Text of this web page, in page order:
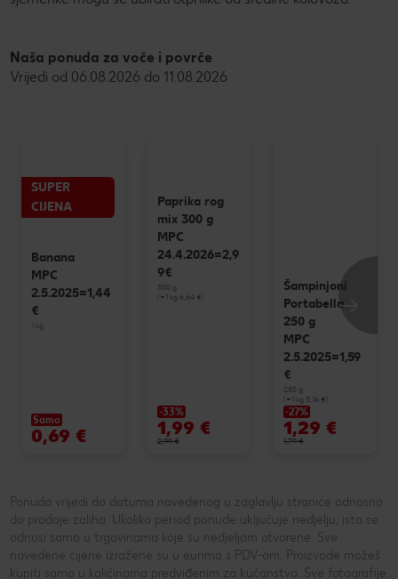
Naša ponuda za voće i povrće
Vrijedi od 06.08.2026 do 11.08.2026
SUPER
CIJENA
Banana
MPC
2.5.2025=1,44
€
1 kg
Samo
0,69 €
Paprika rog
mix 300 g
MPC
24.4.2026=2,9
9€
300 g
(=1 kg 6,64 €)
-33%
1,99 €
2,99 €
Šampinjoni
Portabella
250 g
MPC
2.5.2025=1,59
€
250 g
(=1 kg 5,16 €)
-27%
1,29 €
1,79 €
Ponuda vrijedi do datuma navedenog u zaglavlju stranice odnosno
do prodaje zaliha. Ukoliko period ponude uključuje nedjelju, ista se
odnosi samo u trgovinama koje su nedjeljom otvorene. Sve
navedene cijene izražene su u eurima s PDV-om. Proizvode možeš
kupiti samo u količinama predviđenim za kućanstvo. Sve fotografije